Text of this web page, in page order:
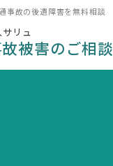
事故の後遺障害を無料相談
リュ
被害のご相談